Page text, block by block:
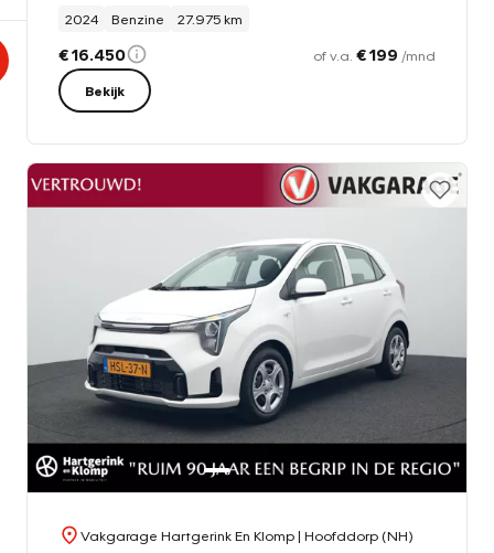
2024
Benzine 27.975 km
€ 16.450 of v.a. € 199 /mnd
Bekijk
Vakgarage Hartgerink En Klomp| Hoofddorp (NH)